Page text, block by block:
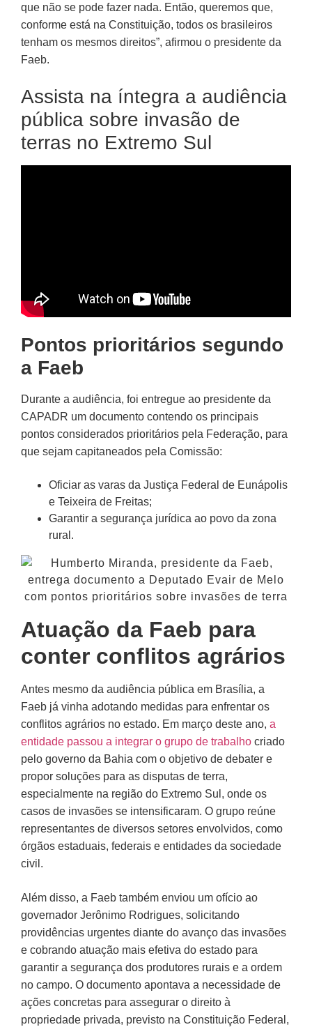
que não se pode fazer nada. Então, queremos que,
conforme está na Constituição, todos os brasileiros
tenham os mesmos direitos”, afirmou o presidente da
Faeb.
Assista na íntegra a audiência
pública sobre invasão de
terras no Extremo Sul
Pontos prioritários segundo
a Faeb
Durante a audiência, foi entregue ao presidente da
CAPADR um documento contendo os principais
pontos considerados prioritários pela Federação, para
que sejam capitaneados pela Comissão:
Oficiar as varas da Justiça Federal de Eunápolis
e Teixeira de Freitas;
Garantir a segurança jurídica ao povo da zona
rural.
Atuação da Faeb para
conter conflitos agrários
Antes mesmo da audiência pública em Brasília, a
Faeb já vinha adotando medidas para enfrentar os
conflitos agrários no estado. Em março deste ano, a
entidade passou a integrar o grupo de trabalho criado
pelo governo da Bahia com o objetivo de debater e
propor soluções para as disputas de terra,
especialmente na região do Extremo Sul, onde os
casos de invasões se intensificaram. O grupo reúne
representantes de diversos setores envolvidos, como
órgãos estaduais, federais e entidades da sociedade
civil.
Além disso, a Faeb também enviou um ofício ao
governador Jerônimo Rodrigues, solicitando
providências urgentes diante do avanço das invasões
e cobrando atuação mais efetiva do estado para
garantir a segurança dos produtores rurais e a ordem
no campo. O documento apontava a necessidade de
ações concretas para assegurar o direito à
propriedade privada, previsto na Constituição Federal,